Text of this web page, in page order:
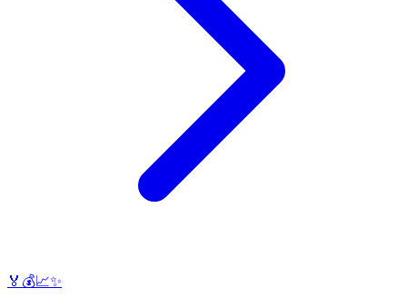
🏅💰📈✨